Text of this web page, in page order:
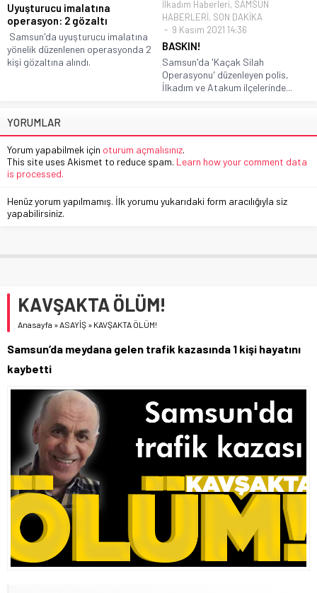
Uyuşturucu imalatına
operasyon: 2 gözaltı
Samsun'da uyuşturucu imalatına
yönelik düzenlenen operasyonda 2
kişi gözaltına alındı.
İlkadım Haberleri, SAMSUN
HABERLERİ, SON DAKİKA
9 Kasım 2021 14:36
BASKIN!
Samsun'da 'Kaçak Silah
Operasyonu' düzenleyen polis,
İlkadım ve Atakum ilçelerinde...
YORUMLAR
Yorum yapabilmek için oturum açmalısınız.
This site uses Akismet to reduce spam. Learn how your comment data
is processed.
Henüz yorum yapılmamış. İlk yorumu yukarıdaki form aracılığıyla siz
yapabilirsiniz.
KAVŞAKTA ÖLÜM!
Anasayfa »ASAYİŞ » KAVŞAKTA ÖLÜM!
Samsun’da meydana gelen trafik kazasında 1 kişi hayatını
kaybetti